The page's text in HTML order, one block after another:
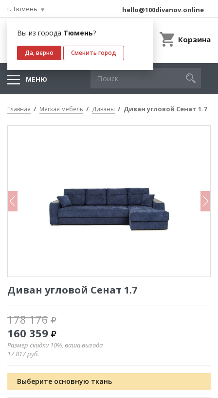
г. Тюмень
Вы из города Тюмень?
Да, верно Сменить город
hello@100divanov.online
Корзина
МЕНЮ
Главная Мягкая мебель Диваны Диван угловой Сенат 1.7
Диван угловой Сенат 1.7
178 176
160 359
Размер скидки 10%, ваша выгода
17 817руб.
Выберите основную ткань